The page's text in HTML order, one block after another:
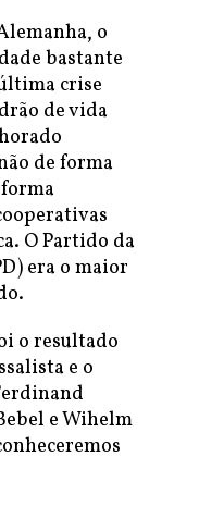
o
bastante
crise
de vida
de forma
O Partido da
era o maior
o resultado
e o
e Wihelm